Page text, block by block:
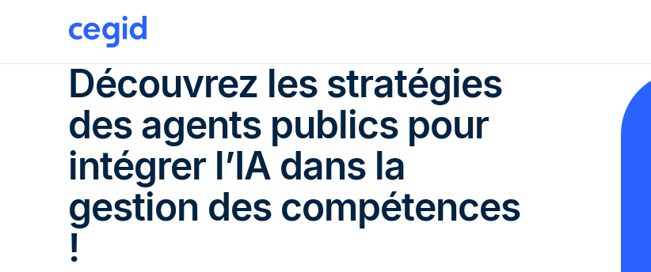
Découvrez les stratégies
des agents publics pour
intégrer l’IA dans la
gestion des compétences
!